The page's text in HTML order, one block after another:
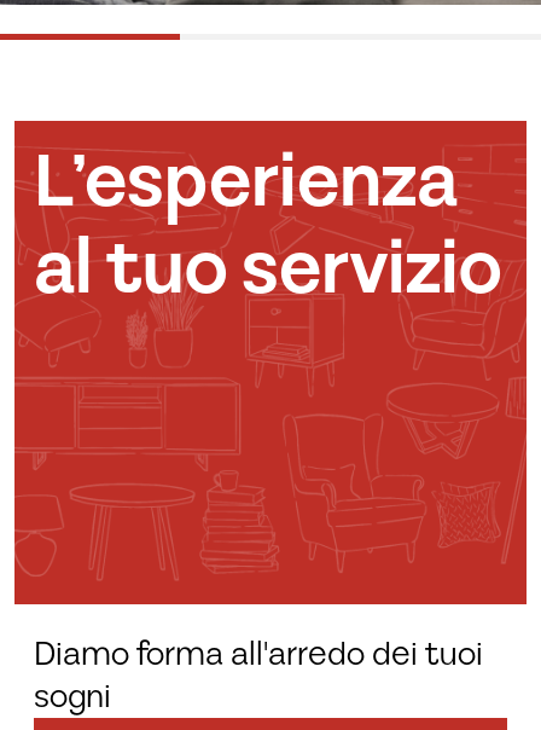
L’esperienza
al tuo servizio
Diamo forma all'arredo dei tuoi
sogni